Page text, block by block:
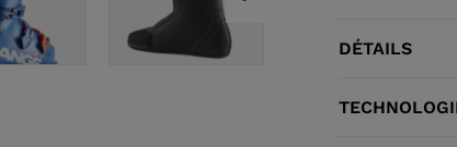
naturelle du
puissance et,
DÉTAILS